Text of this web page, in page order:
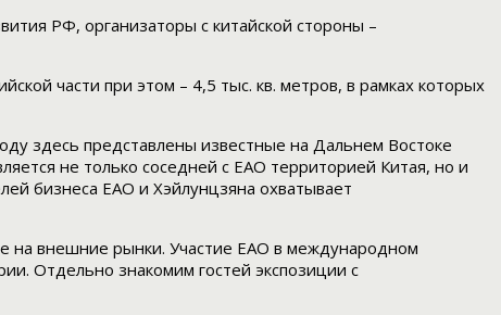
РФ, организаторы с китайской стороны –
части при этом – 4,5 тыс. кв. метров, в рамках которых
здесь представлены известные на Дальнем Востоке
не только соседней с ЕАО территорией Китая, но и
бизнеса ЕАО и Хэйлунцзяна охватывает
на внешние рынки. Участие ЕАО в международном
Отдельно знакомим гостей экспозиции с